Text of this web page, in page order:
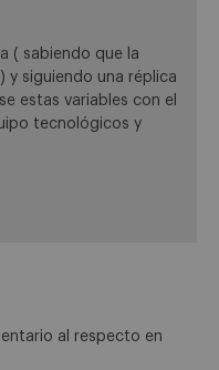
( sabiendo que la
y siguiendo una réplica
estas variables con el
tecnológicos y
al respecto en